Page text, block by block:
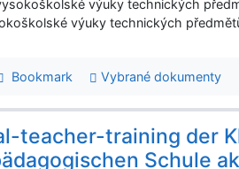
výuky technických
výuky technických
Bookmark Vybrané dokumenty
teacher-training der
Schule